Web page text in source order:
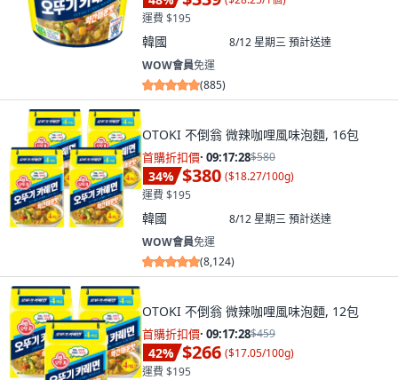
運費 $195
韓國 8/12 星期三預計送達
WOW會員免運
(885)
OTOKI 不倒翁 微辣咖哩風味泡麵, 16包
首購折扣價· 09:17:26$580
34% $380 ($18.27/100g)
運費 $195
韓國 8/12 星期三預計送達
WOW會員免運
(8,124)
OTOKI 不倒翁 微辣咖哩風味泡麵, 12包
首購折扣價· 09:17:26$459
42% $266 ($17.05/100g)
運費 $195